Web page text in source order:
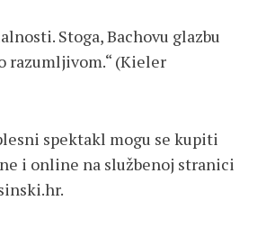
Stoga, Bachovu glazbu
razumljivom.“ (Kieler
spektakl mogu se kupiti
i online na službenoj stranici